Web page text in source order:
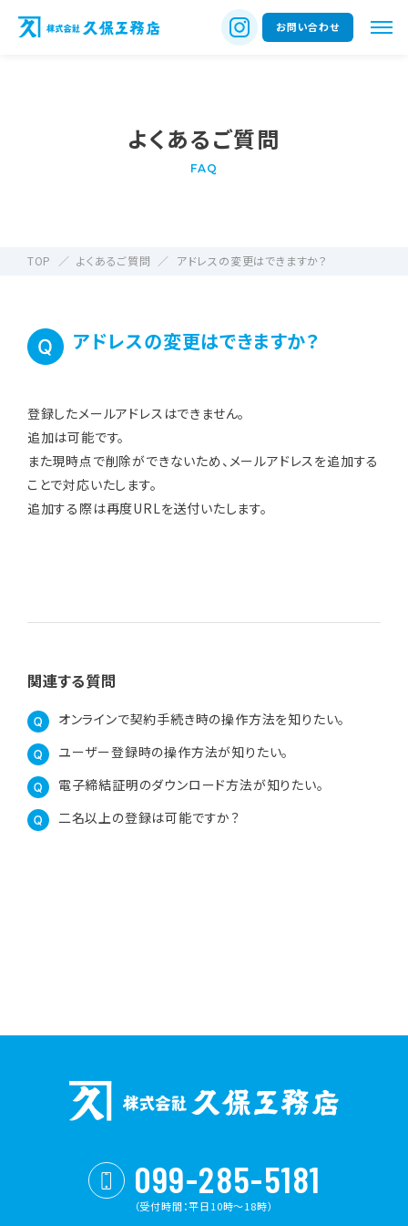
お問い合わせ
よくあるご質問
FAQ
TOP よくあるご質問 アドレスの変更はできますか？
アドレスの変更はできますか？
登録したメールアドレスはできません。
追加は可能です。
また現時点で削除ができないため、メールアドレスを追加する
ことで対応いたします。
追加する際は再度URLを送付いたします。
関連する質問
オンラインで契約手続き時の操作方法を知りたい。
ユーザー登録時の操作方法が知りたい。
電子締結証明のダウンロード方法が知りたい。
二名以上の登録は可能ですか？
099-285-5181
（受付時間：平日10時〜18時）